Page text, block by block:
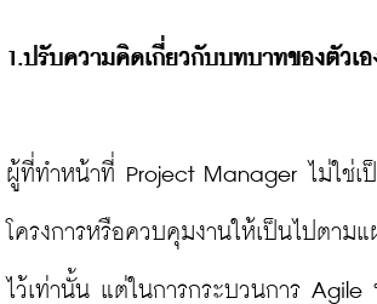
1.ปรับความคิดเกี่ยวกับบทบาทของตัวเอ
ผู้ที่ทำหน้าที่ Project Manager ไม่ใช่เ
โครงการหรือควบคุมงานให้เป็นไปตาม
ไว้เท่านั้น แต่ในการกระบวนการ